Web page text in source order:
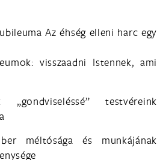
Az éhség elleni harc egy
visszaadni Istennek, ami
„gondviseléssé” testvéreink
méltósága és munkájának